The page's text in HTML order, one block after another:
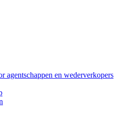
agentschappen en wederverkopers